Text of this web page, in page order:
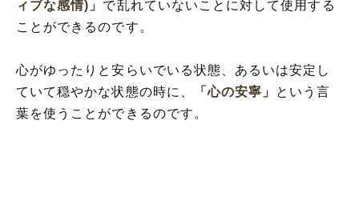
ィブな感情)」 で乱れていないことに対して使用する
ことができるのです。
心がゆったりと安らいでいる状態、あるいは安定し
ていて穏やかな状態の時に、
「心の安寧」
という言
葉を使うことができるのです。